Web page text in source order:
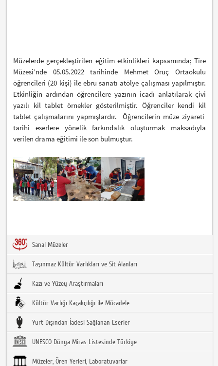
Müzelerde gerçekleştirilen eğitim etkinlikleri kapsamında; Tire
Müzesi’nde 05.05.2022 tarihinde Mehmet Oruç Ortaokulu
öğrencileri (20 kişi) ile ebru sanatı atölye çalışması yapılmıştır.
Etkinliğin ardından öğrencilere yazının icadı anlatılarak çivi
yazılı kil tablet örnekler gösterilmiştir. Öğrenciler kendi kil
tablet çalışmalarını yapmışlardır. Öğrencilerin müze ziyareti
tarihi eserlere yönelik farkındalık oluşturmak maksadıyla
verilen drama eğitimi ile son bulmuştur.
Sanal Müzeler
Taşınmaz Kültür Varlıkları ve Sit Alanları
Kazı ve Yüzey Araştırmaları
Kültür Varlığı Kaçakçılığı ile Mücadele
Yurt Dışından İadesi Sağlanan Eserler
UNESCO Dünya Miras Listesinde Türkiye
Müzeler, Ören Yerleri, Laboratuvarlar